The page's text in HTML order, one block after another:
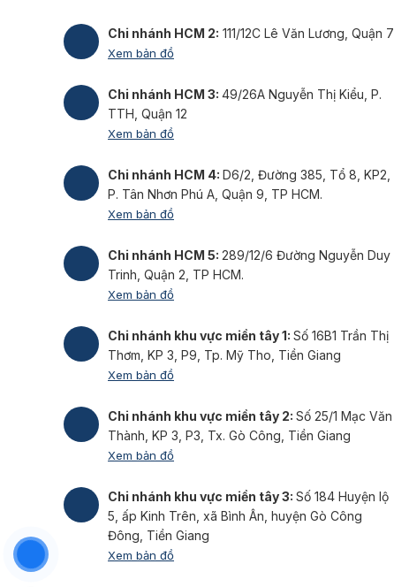
Chi nhánh HCM 2: 111/12C Lê Văn Lương, Quận 7
Xem bản đồ
Chi nhánh HCM 3: 49/26A Nguyễn Thị Kiểu, P.
TTH, Quận 12
Xem bản đồ
Chi nhánh HCM 4: D6/2, Đường 385, Tổ 8, KP2,
P. Tân Nhơn Phú A, Quận 9, TP HCM.
Xem bản đồ
Chi nhánh HCM 5: 289/12/6 Đường Nguyễn Duy
Trinh, Quận 2, TP HCM.
Xem bản đồ
Chi nhánh khu vực miền tây 1: Số 16B1 Trần Thị
Thơm, KP 3, P9, Tp. Mỹ Tho, Tiền Giang
Xem bản đồ
Chi nhánh khu vực miền tây 2: Số 25/1 Mạc Văn
Thành, KP 3, P3, Tx. Gò Công, Tiền Giang
Xem bản đồ
Chi nhánh khu vực miền tây 3: Số 184 Huyện lộ
5, ấp Kinh Trên, xã Bình Ân, huyện Gò Công
Đông, Tiền Giang
Xem bản đồ